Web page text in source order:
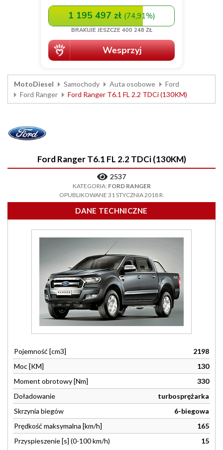
MotoDiesel Samochody Auta osobowe
Ford
Ford Ranger
Ford Ranger T6.1 FL 2.2 TDCi (130KM)
Ford Ranger T6.1 FL 2.2 TDCi (130KM)
2537
KATEGORIA: FORD RANGER
OPUBLIKOWANE 31 STYCZNIA 2018 R.
DANE TECHNICZNE
Pojemność [cm3]
2198
Moc [KM]
130
Moment obrotowy [Nm]
330
Doładowanie
turbosprężarka
Skrzynia biegów
6-biegowa
Prędkość maksymalna [km/h]
165
Przyspieszenie [s] (0-100 km/h)
15